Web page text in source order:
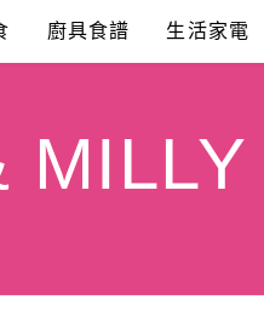
廚具食譜 生活家電
MILLY